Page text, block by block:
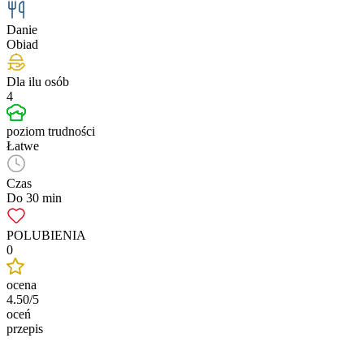
Danie
Obiad
Dla ilu osób
4
poziom trudności
Łatwe
Czas
Do 30 min
POLUBIENIA
0
ocena
4.50/5
oceń
przepis